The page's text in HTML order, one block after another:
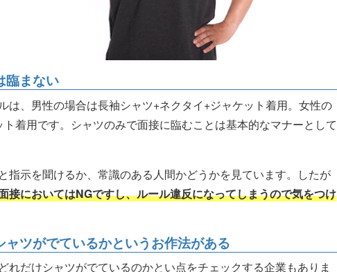
臨まない
は、男性の場合は長袖シャツ+ネクタイ+ジャケット着用。女性の
着用です。シャツのみで面接に臨むことは基本的なマナーとして
指示を聞けるか、常識のある人間かどうかを見ています。したが
接においてはNGですし、ルール違反になってしまうので気をつけ
ツがでているかというお作法がある
れだけシャツがでているのかとい点をチェックする企業もありま